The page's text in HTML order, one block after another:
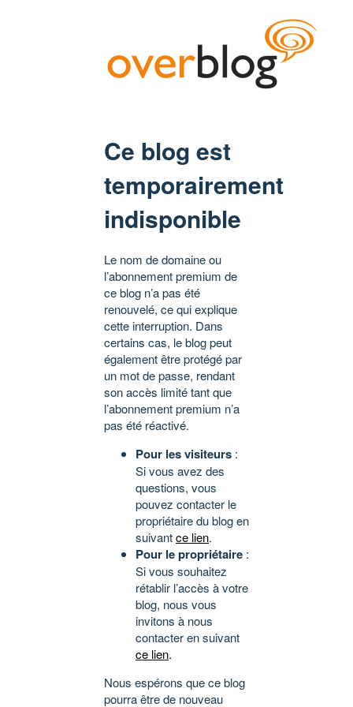
Ce blog est
temporairement
indisponible
Le nom de domaine ou
l’abonnement premium de
ce blog n’a pas été
renouvelé, ce qui explique
cette interruption. Dans
certains cas, le blog peut
également être protégé par
un mot de passe, rendant
son accès limité tant que
l’abonnement premium n’a
pas été réactivé.
Pour les visiteurs :
Si vous avez des
questions, vous
pouvez contacter le
propriétaire du blog en
suivantce lien.
Pour le propriétaire :
Si vous souhaitez
rétablir l’accès à votre
blog, nous vous
invitons à nous
contacter en suivant
ce lien.
Nous espérons que ce blog
pourra être de nouveau